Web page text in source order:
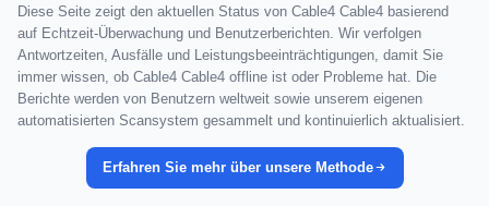
Diese Seite zeigt den aktuellen Status von Cable4 Cable4 basierend
auf Echtzeit-Überwachung und Benutzerberichten. Wir verfolgen
Antwortzeiten, Ausfälle und Leistungsbeeinträchtigungen, damit Sie
immer wissen, ob Cable4 Cable4 offline ist oder Probleme hat. Die
Berichte werden von Benutzern weltweit sowie unserem eigenen
automatisierten Scansystem gesammelt und kontinuierlich aktualisiert.
Erfahren Sie mehr über unsere Methode